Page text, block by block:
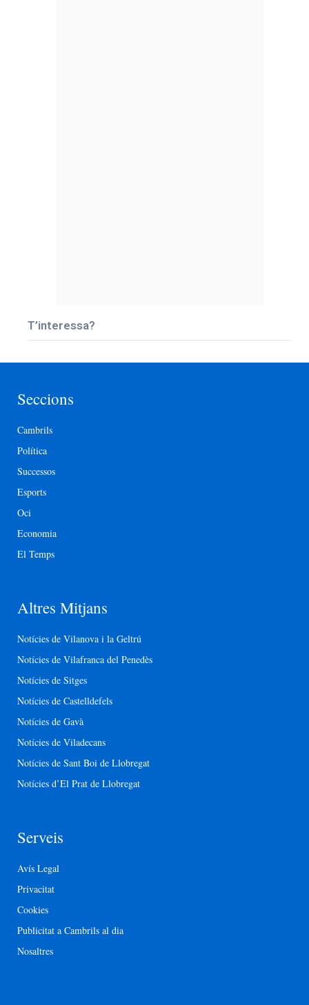
T’interessa?
Seccions
Cambrils
Política
Successos
Esports
Oci
Economia
El Temps
Altres Mitjans
Notícies de Vilanova i la Geltrú
Notícies de Vilafranca del Penedès
Notícies de Sitges
Notícies de Castelldefels
Notícies de Gavà
Notícies de Viladecans
Notícies de Sant Boi de Llobregat
Notícies d’El Prat de Llobregat
Serveis
Avís Legal
Privacitat
Cookies
Publicitat a Cambrils al dia
Nosaltres